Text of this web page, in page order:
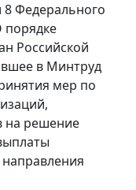
8 Федерального
порядке
Российской
в Минтруд
мер по
на решение